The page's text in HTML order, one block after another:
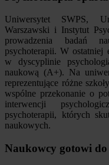
Uniwersytet SWPS,
Warszawski i Instytut
prowadzenia badań
psychoterapii. W ostatniej
w dyscyplinie
naukową (A+). Na
reprezentujące różne
wspólne przekonanie o
interwencji
psychoterapii, których
naukowych.
Naukowcy gotowi do